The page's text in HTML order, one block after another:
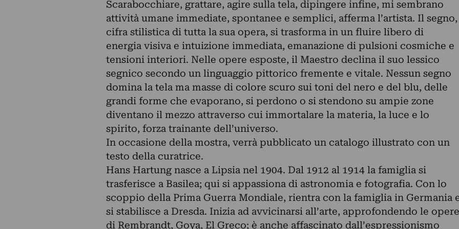
Scarabocchiare, grattare, agire sulla tela, dipingere infine, mi sembrano
attività umane immediate, spontanee e semplici, afferma l’artista. Il segno,
cifra stilistica di tutta la sua opera, si trasforma in un fluire libero di
energia visiva e intuizione immediata, emanazione di pulsioni cosmiche e
tensioni interiori. Nelle opere esposte, il Maestro declina il suo lessico
segnico secondo un linguaggio pittorico fremente e vitale. Nessun segno
domina la tela ma masse di colore scuro sui toni del nero e del blu, delle
grandi forme che evaporano, si perdono o si stendono su ampie zone
diventano il mezzo attraverso cui immortalare la materia, la luce e lo
spirito, forza trainante dell’universo.
In occasione della mostra, verrà pubblicato un catalogo illustrato con un
testo della curatrice.
Hans Hartung nasce a Lipsia nel 1904. Dal 1912 al 1914 la famiglia si
trasferisce a Basilea; qui si appassiona di astronomia e fotografia. Con lo
scoppio della Prima Guerra Mondiale, rientra con la famiglia in Germania
si stabilisce a Dresda. Inizia ad avvicinarsi all’arte, approfondendo le opere
di Rembrandt, Goya, El Greco; è anche affascinato dall’espressionismo